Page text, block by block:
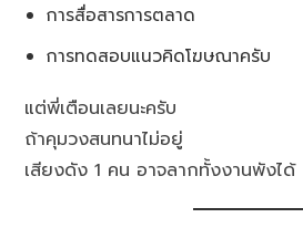
การสื่อสารการตลาด
การทดสอบแนวคิดโฆษณาครับ
แต่พี่เตือนเลยนะครับ
ถ้าคุมวงสนทนาไม่อยู่
เสียงดัง 1 คน อาจลากทั้งงานพังได้